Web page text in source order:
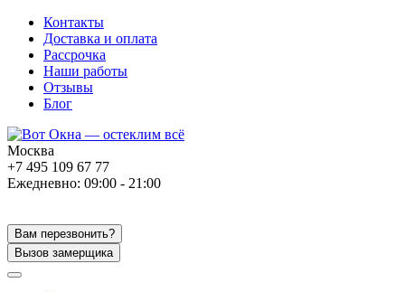
Контакты
Доставка и оплата
Рассрочка
Наши работы
Отзывы
Блог
Москва
+7 495 109 67 77
Ежедневно: 09:00 - 21:00
Вам перезвонить?
Вызов замерщика